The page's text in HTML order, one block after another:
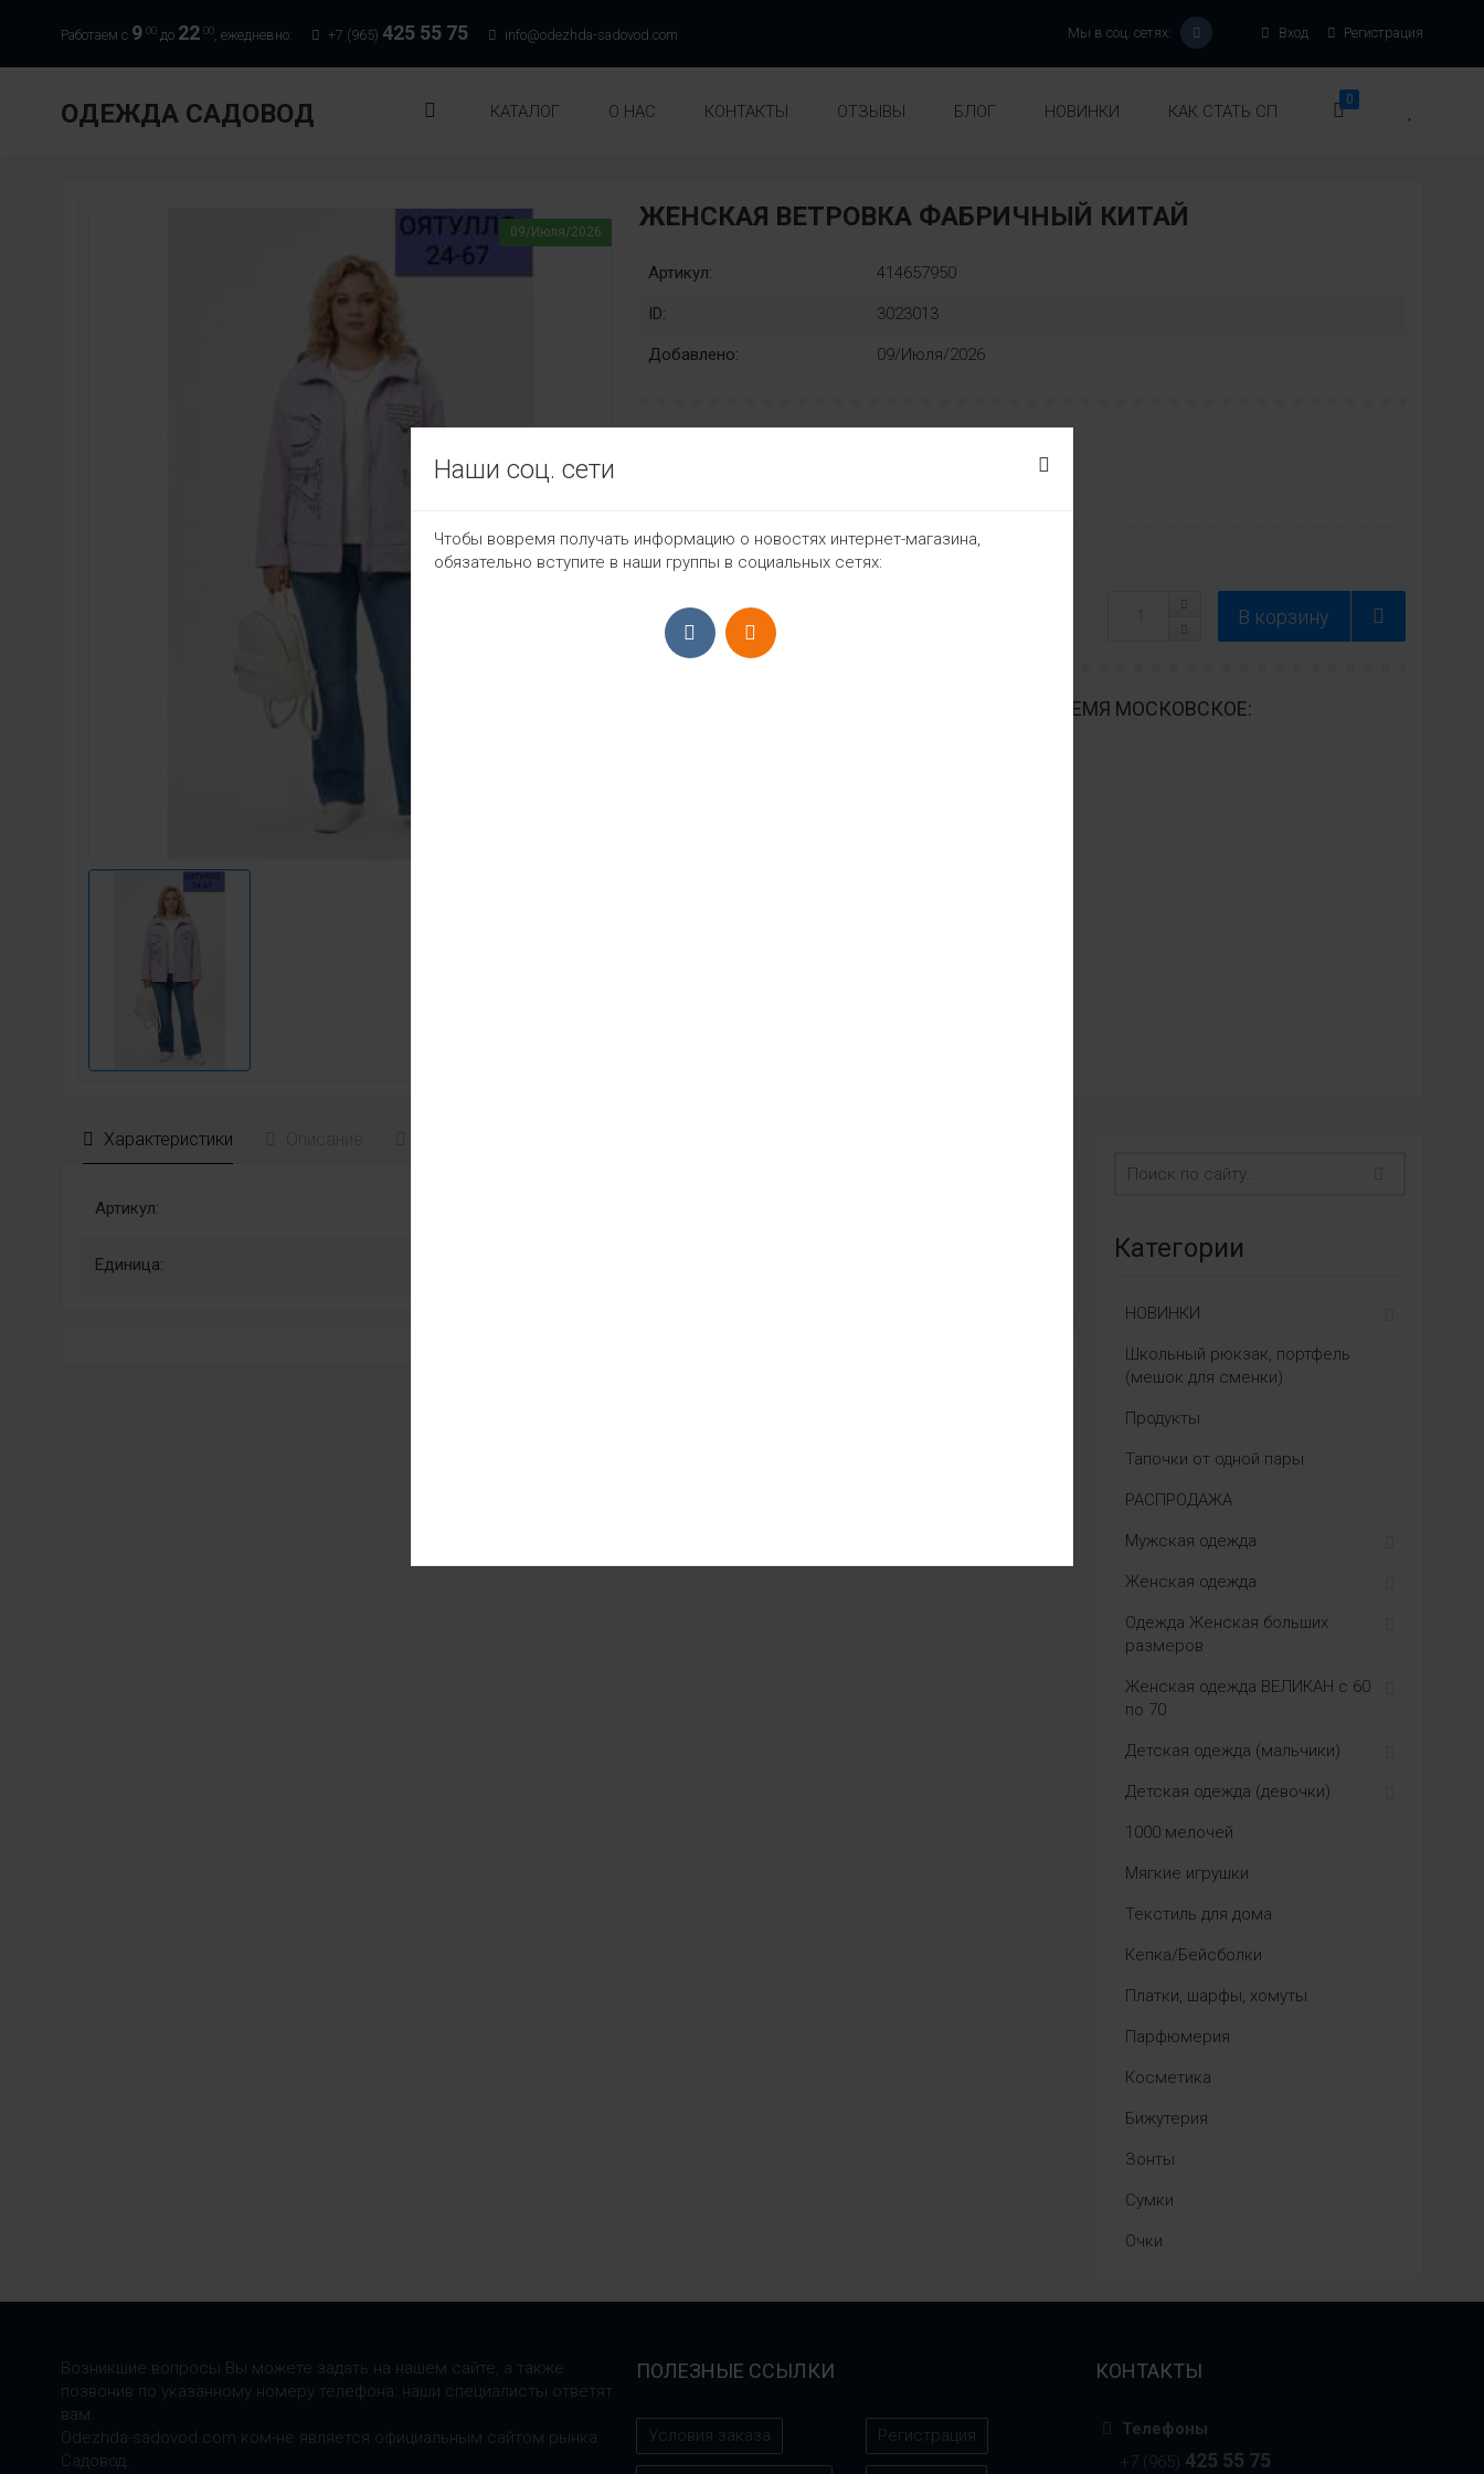
Работаем с 9 00 до 22 00, ежедневно: +7 (965) 425 55 75 info@odezhda-sadovod.com Вход Регистрация
Мы в соц. сетях:
ОДЕЖДА САДОВОД КАТАЛОГ О НАС КОНТАКТЫ ОТЗЫВЫ БЛОГ НОВИНКИ КАК СТАТЬ СП
0
09/Июля/2026 ЖЕНСКАЯ ВЕТРОВКА ФАБРИЧНЫЙ КИТАЙ
Артикул: 414657950
ID: 3023013
Добавлено: 09/Июля/2026
1197₽
ПРИЁМ ЗАКАЗОВ С 9:00-22:00, ЕЖЕДНЕВНО ВРЕМЯ МОСКОВСКОЕ:
Характеристики
Артикул:
Единица:
Категории
НОВИНКИ
Школьный рюкзак, портфель
(мешок для сменки)
Продукты
Тапочки от одной пары
РАСПРОДАЖА
Мужская одежда
Женская одежда
Одежда Женская больших
размеров
Женская одежда ВЕЛИКАН с 60
по 70
Детская одежда (мальчики)
Детская одежда (девочки)
1000 мелочей
Мягкие игрушки
Текстиль для дома
Кепка/Бейсболки
Платки, шарфы, хомуты
Парфюмерия
Косметика
Бижутерия
Зонты
Сумки
Очки
Возникшие вопросы Вы можете задать на нашем сайте, а также
позвонив по указанному номеру телефона: наши специалисты ответят
вам.
Odezhda-sadovod.com.ком-не является официальным сайтом рынка
Садовод.
ПОЛЕЗНЫЕ ССЫЛКИ
Условия заказа Регистрация
КОНТАКТЫ
Телефоны
+7 (965) 425 55 75
Наши соц. сети
Чтобы вовремя получать информацию о новостях интернет-магазина,
обязательно вступите в наши группы в социальных сетях: